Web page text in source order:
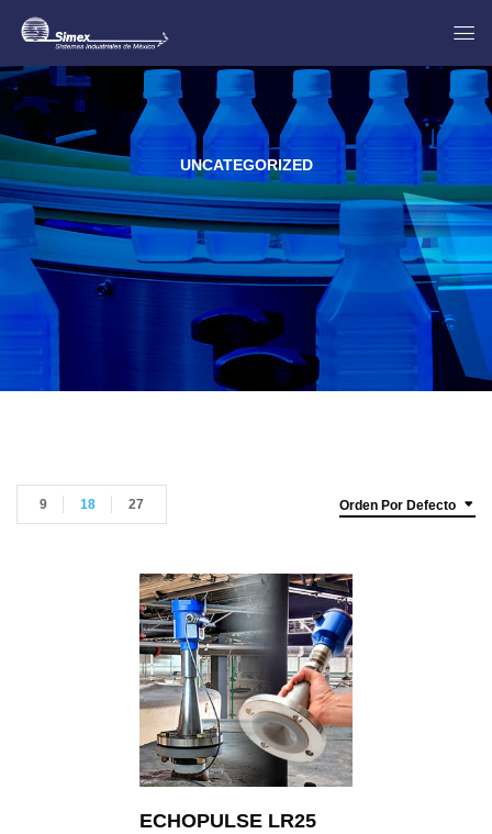
UNCATEGORIZED
Orden Por Defecto
9 18 27
ECHOPULSE LR25